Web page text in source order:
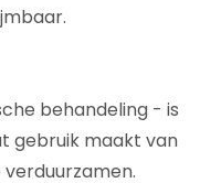
behandeling - is
gebruik maakt van